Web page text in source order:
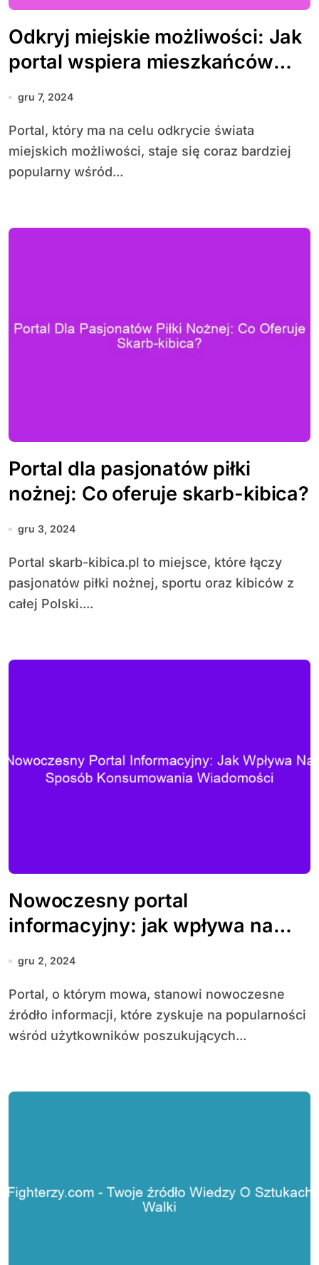
Odkryj miejskie możliwości: Jak
portal wspiera mieszkańców
miast
gru 7, 2024
Portal, który ma na celu odkrycie świata
miejskich możliwości, staje się coraz bardziej
popularny wśród...
Portal dla pasjonatów piłki
nożnej: Co oferuje skarb-kibica?
gru 3, 2024
Portal skarb-kibica.pl to miejsce, które łączy
pasjonatów piłki nożnej, sportu oraz kibiców z
całej Polski....
Nowoczesny portal
informacyjny: jak wpływa na
sposób konsumowania
gru 2, 2024
Portal, o którym mowa, stanowi nowoczesne
źródło informacji, które zyskuje na popularności
wśród użytkowników poszukujących...